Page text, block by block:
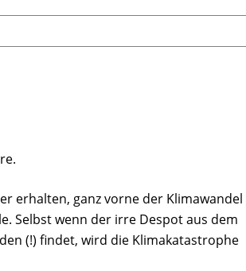
erhalten, ganz vorne der Klimawandel
Selbst wenn der irre Despot aus dem
(!) findet, wird die Klimakatastrophe